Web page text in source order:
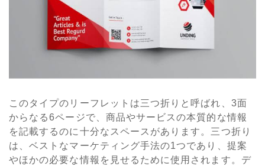
このタイプのリーフレットは三つ折りと呼ばれ、3面
からなる6ページで、商品やサービスの本質的な情報
を記載するのに十分なスペースがあります。三つ折り
は、ベストなマーケティング手法の1つであり、提案
やほかの必要な情報を見せるために使用されます。デ